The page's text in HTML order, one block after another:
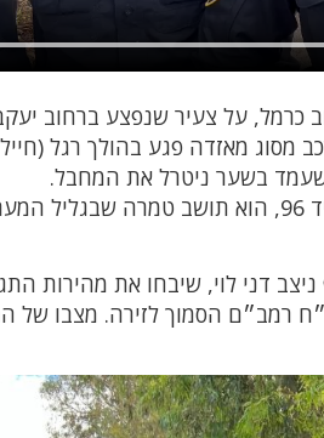
במוקד 101 של מד"א במרחב כרמל, על צעיר
מסוג מאזדה פגע בהולך רגל
שעמד בשער ניטרל את המחבל.
לאחר חקירה התברר כי המחבל, ואסים אבו אל הוגה, יליד 96,
דני לוי, שיבחו את מהירות
רמב״ם הסמוך לזירה. מצבו של